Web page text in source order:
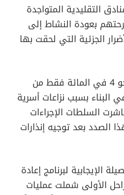
التقليدية المتواجدة
بعودة النشاط إلى
الجزئية التي لحقت بها
في المقابل، ما يزال نحو 4 في المائة فقط من
البناء بسبب نزاعات أسرية
السلطات الإجراءات
الصدد بعد توجيه إنذارات
الإيجابية لبرنامج إعادة
الأولى شملت عمليات